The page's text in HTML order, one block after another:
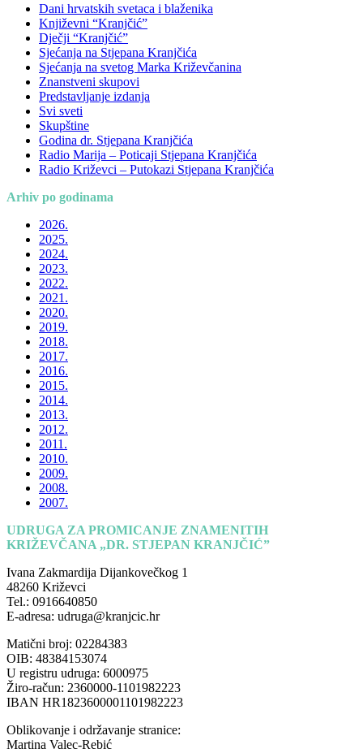
Dani hrvatskih svetaca i blaženika
Književni “Kranjčić”
Dječji “Kranjčić”
Sjećanja na Stjepana Kranjčića
Sjećanja na svetog Marka Križevčanina
Znanstveni skupovi
Predstavljanje izdanja
Svi sveti
Skupštine
Godina dr. Stjepana Kranjčića
Radio Marija – Poticaji Stjepana Kranjčića
Radio Križevci – Putokazi Stjepana Kranjčića
Arhiv po godinama
2026.
2025.
2024.
2023.
2022.
2021.
2020.
2019.
2018.
2017.
2016.
2015.
2014.
2013.
2012.
2011.
2010.
2009.
2008.
2007.
UDRUGA ZA PROMICANJE ZNAMENITIH
KRIŽEVČANA „DR. STJEPAN KRANJČIĆ”
Ivana Zakmardija Dijankovečkog 1
48260 Križevci
Tel.: 0916640850
E-adresa: udruga@kranjcic.hr
Matični broj: 02284383
OIB: 48384153074
U registru udruga: 6000975
Žiro-račun: 2360000-1101982223
IBAN HR1823600001101982223
Oblikovanje i održavanje stranice:
Martina Valec-Rebić